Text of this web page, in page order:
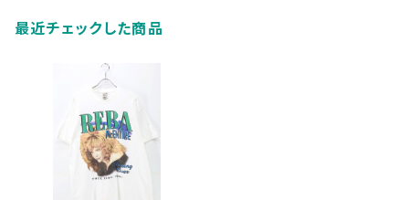
最近チェックした商品